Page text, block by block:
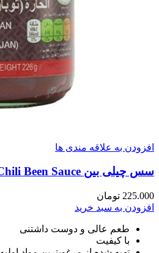
افزودن به علاقه مندی ها
سس چیلی بین Chili Been Sauce
225.000 تومان
افزودن به سبد خرید
طعم عالی و دوست داشتنی
با کیفیت